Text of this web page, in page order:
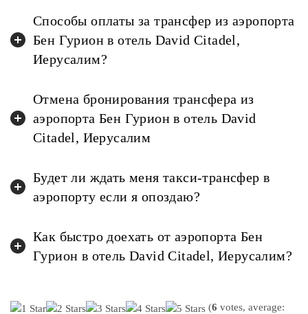
Способы оплаты за трансфер из аэропорта
Бен Гурион в отель David Citadel,
Иерусалим?
Отмена бронирования трансфера из
аэропорта Бен Гурион в отель David
Citadel, Иерусалим
Будет ли ждать меня такси-трансфер в
аэропорту если я опоздаю?
Как быстро доехать от аэропорта Бен
Гурион в отель David Citadel, Иерусалим?
(6 votes, average: